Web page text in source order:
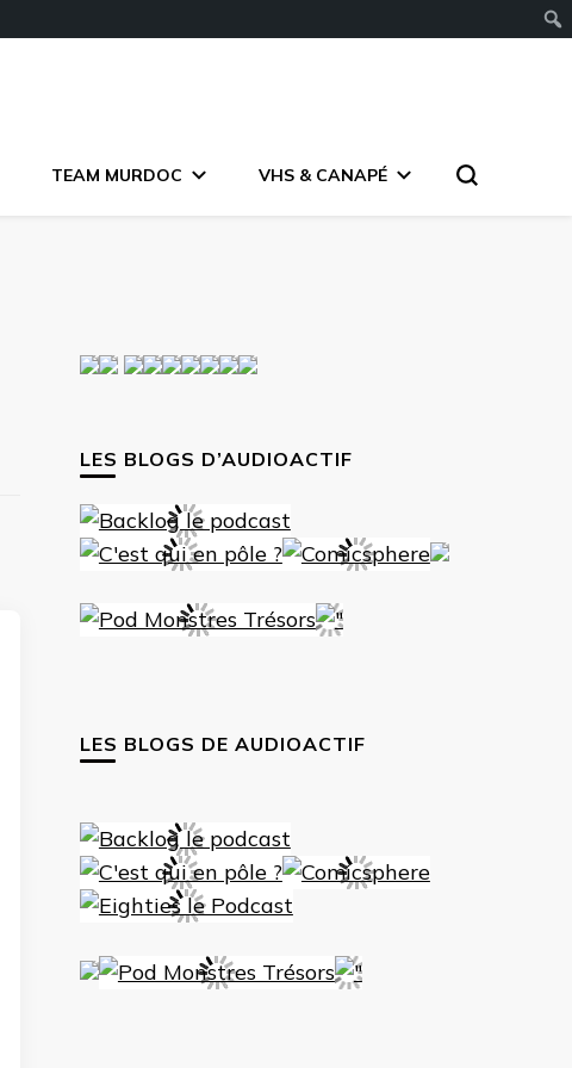
TEAM MURDOC VHS & CANAPÉ
LES BLOGS D’AUDIOACTIF
LES BLOGS DE AUDIOACTIF